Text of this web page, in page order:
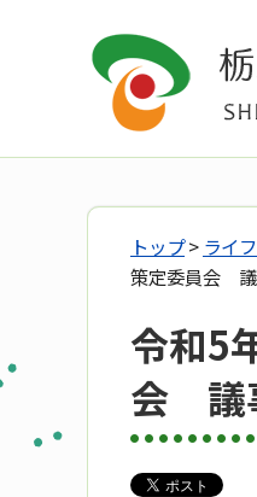
トップ> ライ
策定委員会
令和5
会 議